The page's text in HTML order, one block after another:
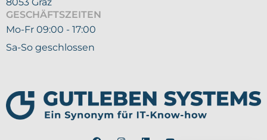
GESCHÄFTSZEITEN
Mo-Fr 09:00 - 17:00
Sa-So geschlossen